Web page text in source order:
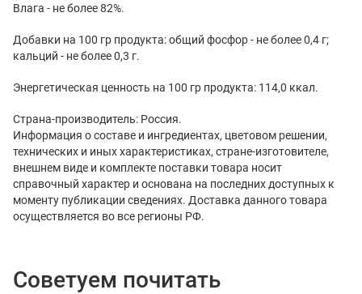
Влага - не более 82%.
Добавки на 100 гр продукта: общий фосфор - не более 0,4 г;
кальций - не более 0,3 г.
Энергетическая ценность на 100 гр продукта: 114,0 ккал.
Страна-производитель: Россия.
Информация о составе и ингредиентах, цветовом решении,
технических и иных характеристиках, стране-изготовителе,
внешнем виде и комплекте поставки товара носит
справочный характер и основана на последних доступных к
моменту публикации сведениях. Доставка данного товара
осуществляется во все регионы РФ.
Советуем почитать